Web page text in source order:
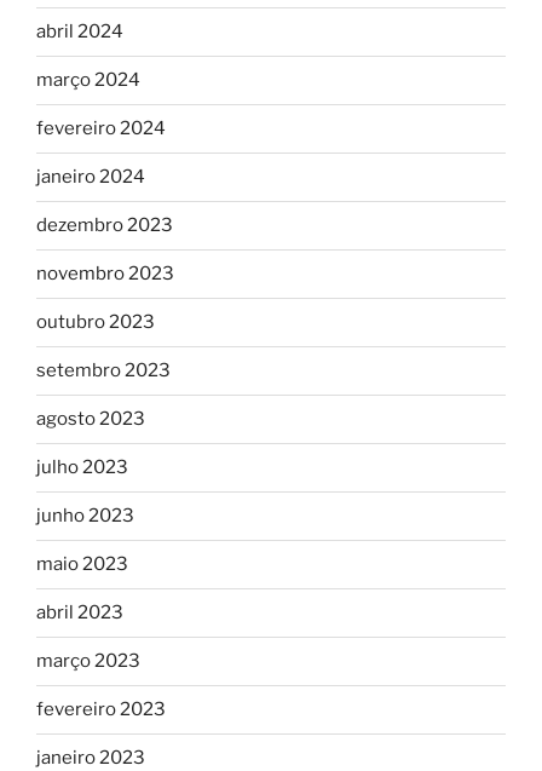
abril 2024
março 2024
fevereiro 2024
janeiro 2024
dezembro 2023
novembro 2023
outubro 2023
setembro 2023
agosto 2023
julho 2023
junho 2023
maio 2023
abril 2023
março 2023
fevereiro 2023
janeiro 2023